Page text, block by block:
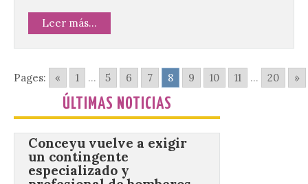
Leer más...
Pages: « 1 ... 5 6 7 8 9 10 11 ... 20 »
ÚLTIMAS NOTICIAS
inéditas, destinadas a coro, con un
premio de 3.000 euros. Las candidaturas
noviembre. La Universidad, a […]
Conceyu vuelve a exigir
un contingente
especializado y
profesional de bomberos
forestales en el País
Leonés